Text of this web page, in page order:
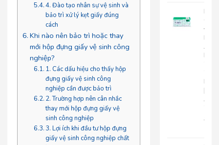
4. Đào tạo nhân sự vệ sinh và
bảo trì xử lý kẹt giấy đúng
cách
Khi nào nên bảo trì hoặc thay
mới hộp đựng giấy vệ sinh công
nghiệp?
1. Các dấu hiệu cho thấy hộp
đựng giấy vệ sinh công
nghiệp cần được bảo trì
2. Trường hợp nên cân nhắc
thay mới hộp đựng giấy vệ
sinh công nghiệp
3. Lợi ích khi đầu tư hộp đựng
giấy vệ sinh công nghiệp chất
Khăn
Giấy
Đa
An
20-
2
Lớp
|
2